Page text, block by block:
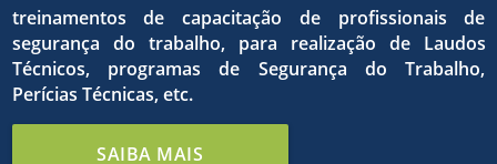
o
treinamentos de capacitação de profissionais de
segurança do trabalho, para realização de Laudos
Técnicos, programas de Segurança do Trabalho,
Perícias Técnicas, etc.
SAIBA MAIS